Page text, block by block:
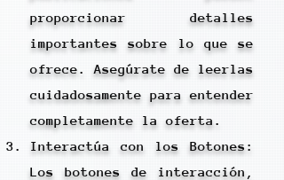
proporcionar detalles
importantes sobre lo que se
ofrece. Asegúrate de leerlas
cuidadosamente para entender
completamente la oferta.
Interactúa con los Botones:
Los botones de interacción,